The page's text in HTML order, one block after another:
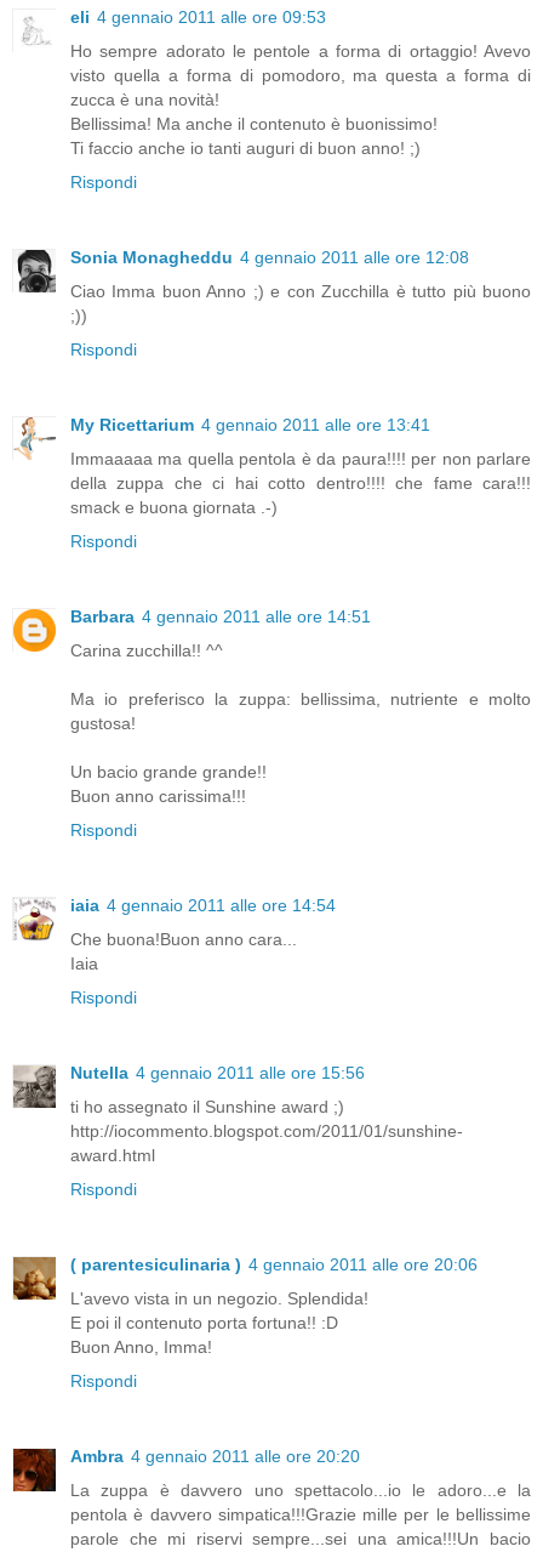
eli 4 gennaio 2011 alle ore 09:53
Ho sempre adorato le pentole a forma di ortaggio! Avevo
visto quella a forma di pomodoro, ma questa a forma di
zucca è una novità!
Bellissima! Ma anche il contenuto è buonissimo!
Ti faccio anche io tanti auguri di buon anno! ;)
Rispondi
Sonia Monagheddu 4 gennaio 2011 alle ore 12:08
Ciao Imma buon Anno ;) e con Zucchilla è tutto più buono
;))
Rispondi
My Ricettarium 4 gennaio 2011 alle ore 13:41
Immaaaaa ma quella pentola è da paura!!!! per non parlare
della zuppa che ci hai cotto dentro!!!! che fame cara!!!
smack e buona giornata .-)
Rispondi
Barbara 4 gennaio 2011 alle ore 14:51
Carina zucchilla!! ^^
Ma io preferisco la zuppa: bellissima, nutriente e molto
gustosa!
Un bacio grande grande!!
Buon anno carissima!!!
Rispondi
iaia 4 gennaio 2011 alle ore 14:54
Che buona!Buon anno cara...
Iaia
Rispondi
Nutella 4 gennaio 2011 alle ore 15:56
ti ho assegnato il Sunshine award ;)
http://iocommento.blogspot.com/2011/01/sunshine-
award.html
Rispondi
( parentesiculinaria ) 4 gennaio 2011 alle ore 20:06
L'avevo vista in un negozio. Splendida!
E poi il contenuto porta fortuna!! :D
Buon Anno, Imma!
Rispondi
Ambra 4 gennaio 2011 alle ore 20:20
La zuppa è davvero uno spettacolo...io le adoro...e la
pentola è davvero simpatica!!!Grazie mille per le bellissime
parole che mi riservi sempre...sei una amica!!!Un bacio